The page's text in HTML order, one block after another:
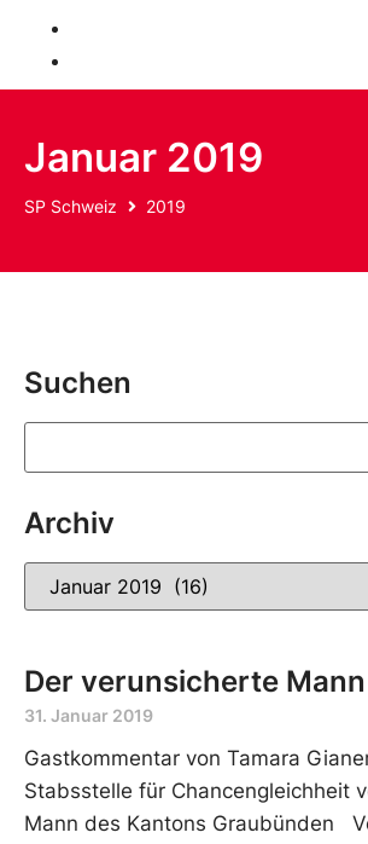
Januar 2019
SP Schweiz 2019
Suchen
Archiv
Der verunsicherte Mann
31. Januar 2019
Gastkommentar von Tamara
Stabsstelle für Chancengleichheit
Mann des Kantons Graubünden